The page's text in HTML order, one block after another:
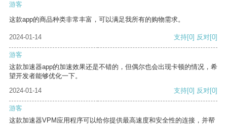
游客
这款app的商品种类非常丰富，可以满足我所有的购物需求。
2024-01-14 支持[0] 反对[0]
游客
这款加速器app的加速效果还是不错的，但偶尔也会出现卡顿的情况，希
望开发者能够优化一下。
2024-01-14
支持[0] 反对[0]
游客
这款加速器VPM应用程序可以给你提供最高速度和安全性的连接，并帮